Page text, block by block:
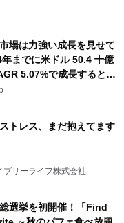
麦』2026年8月25日
場は力強い成長を見せて
までに米ドル 50.4 十億
5.07%で成長すると予
トレス、まだ抱えてます
ブリーライフ株式会社
選挙を初開催！「Find